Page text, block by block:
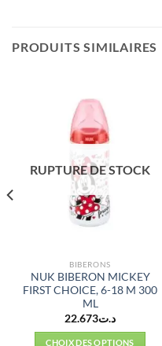
PRODUITS SIMILAIRES
RUPTURE DE STOCK
BIBERONS
NUK BIBERON MICKEY
FIRST CHOICE, 6-18 M 300
ML
د.ت22.673
CHOIX DES OPTIONS